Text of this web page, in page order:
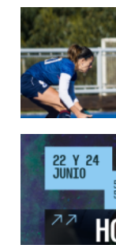
18/05/2026
SE DEFINIERON LOS
Del 13 al 17 de mayo
país.
LEER MÁS
13/05/2026
EN MARCHA LA PRIMERA
Del 13 al 17 de mayo
todo el territorio
LEER MÁS